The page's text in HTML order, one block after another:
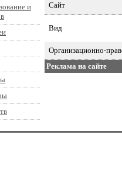
и
Сайт
Вид
Организационно-
Реклама на сайте